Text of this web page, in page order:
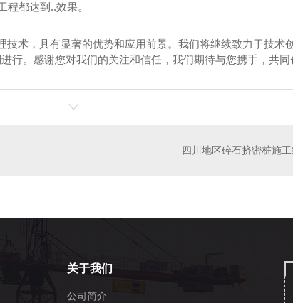
都达到..效果。
术，具有显著的优势和应用前景。我们将继续致力于技术
行。感谢您对我们的关注和信任，我们期待与您携手，共同
四川地区碎石挤密桩施
关于我们
公司简介